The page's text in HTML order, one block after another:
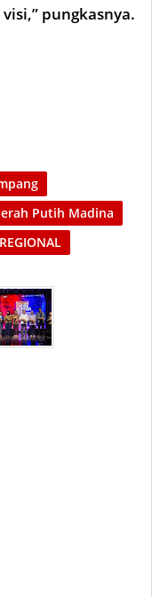
pungkasnya.
Putih Madina
REGIONAL